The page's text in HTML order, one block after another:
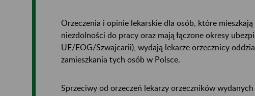
Orzeczenia i opinie lekarskie dla osób, które
niezdolności do pracy oraz mają łączone okresy
UE/EOG/Szwajcarii), wydają lekarze orzecznicy
zamieszkania tych osób w Polsce.
Sprzeciwy od orzeczeń lekarzy orzeczników